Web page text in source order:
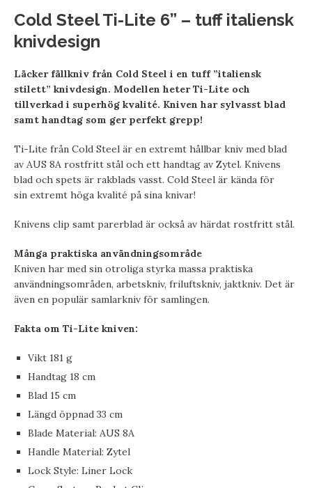
Cold Steel Ti-Lite 6” – tuff italiensk
knivdesign
Läcker fällkniv från Cold Steel i en tuff ”italiensk
stilett” knivdesign. Modellen heter Ti-Lite och
tillverkad i superhög kvalité. Kniven har sylvasst blad
samt handtag som ger perfekt grepp!
Ti-Lite från Cold Steel är en extremt hållbar kniv med blad
av AUS 8A rostfritt stål och ett handtag av Zytel. Knivens
blad och spets är rakblads vasst. Cold Steel är kända för
sin extremt höga kvalité på sina knivar!
Knivens clip samt parerblad är också av härdat rostfritt stål.
Många praktiska användningsområde
Kniven har med sin otroliga styrka massa praktiska
användningsområden, arbetskniv, friluftskniv, jaktkniv. Det är
även en populär samlarkniv för samlingen.
Fakta om Ti-Lite kniven:
Vikt 181 g
Handtag 18 cm
Blad 15 cm
Längd öppnad 33 cm
Blade Material: AUS 8A
Handle Material: Zytel
Lock Style: Liner Lock